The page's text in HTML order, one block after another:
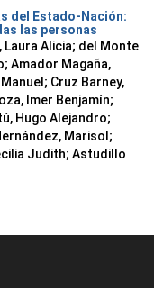
del Estado-Nación:
las personas
Laura Alicia; del Monte
; Amador Magaña,
; Cruz Barney,
Imer Benjamín;
Hugo Alejandro;
Marisol ;
Judith; Astudillo